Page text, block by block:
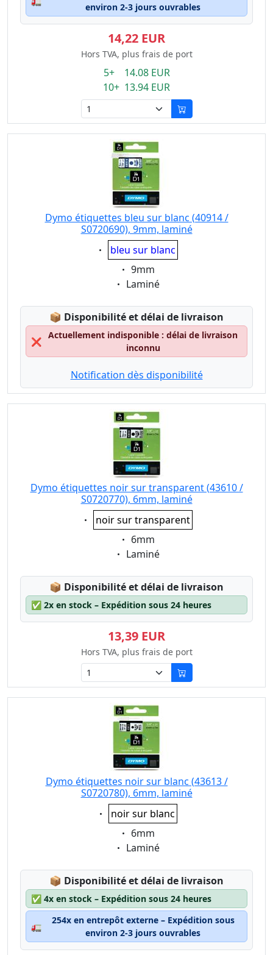
environ 2-3 jours ouvrables
14,22 EUR
Hors TVA, plus frais de port
5+ 14.08 EUR
10+ 13.94 EUR
Dymo étiquettes bleu sur blanc (40914 /
S0720690), 9mm, laminé
Eigenschaft:
bleu sur blanc
Eigenschaft:
9mm
Eigenschaft:
Laminé
📦 Lagerstatus:
Disponibilité et délai de livraison
❌
Actuellement indisponible : délai de livraison
inconnu
Notification dès disponibilité
Dymo étiquettes noir sur transparent (43610 /
S0720770), 6mm, laminé
Eigenschaft:
noir sur transparent
Eigenschaft:
6mm
Eigenschaft:
Laminé
📦 Lagerstatus:
Disponibilité et délai de livraison
✅ 2x en stock – Expédition sous 24 heures
13,39 EUR
Hors TVA, plus frais de port
Dymo étiquettes noir sur blanc (43613 /
S0720780), 6mm, laminé
Eigenschaft:
noir sur blanc
Eigenschaft:
6mm
Eigenschaft:
Laminé
📦 Lagerstatus:
Disponibilité et délai de livraison
✅ 4x en stock – Expédition sous 24 heures
🚛
254x en entrepôt externe – Expédition sous
environ 2-3 jours ouvrables